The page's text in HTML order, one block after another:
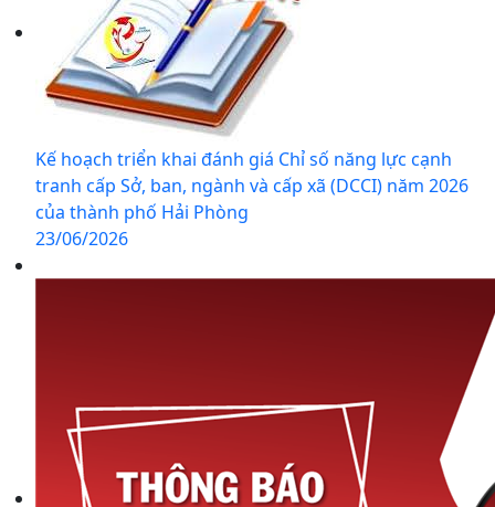
Kế hoạch triển khai đánh giá Chỉ số năng lực cạnh
tranh cấp Sở, ban, ngành và cấp xã (DCCI) năm 2026
của thành phố Hải Phòng
23/06/2026